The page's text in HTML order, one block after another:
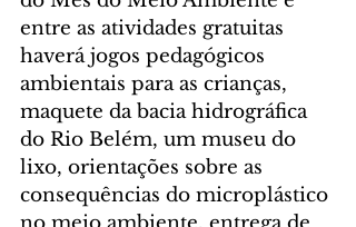
entre as atividades gratuitas
haverá jogos pedagógicos
ambientais para as crianças,
maquete da bacia hidrográfica
do Rio Belém, um museu do
lixo, orientações sobre as
consequências do microplástico